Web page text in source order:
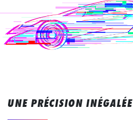
UNE PRÉCISION INÉGALÉE